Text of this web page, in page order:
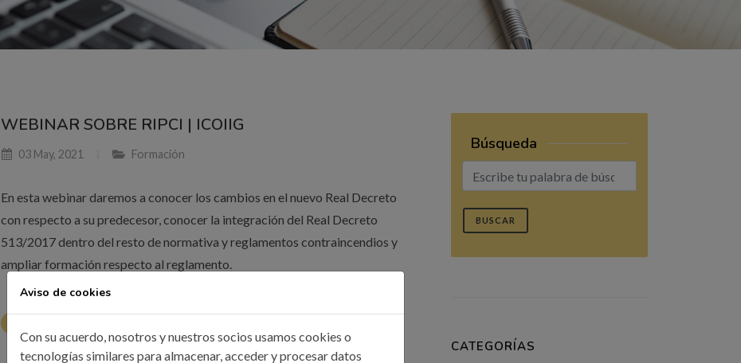
WEBINAR SOBRE RIPCI | ICOIIG
03 May, 2021 Formación
En esta webinar daremos a conocer los cambios en el nuevo Real Decreto
con respecto a su predecesor, conocer la integración del Real Decreto
513/2017 dentro del resto de normativa y reglamentos contraincendios y
ampliar formación respecto al reglamento.
Búsqueda
BUSCAR
CATEGORÍAS
Aviso de cookies
Con su acuerdo, nosotros y nuestros socios usamos cookies o
tecnologías similares para almacenar, acceder y procesar datos